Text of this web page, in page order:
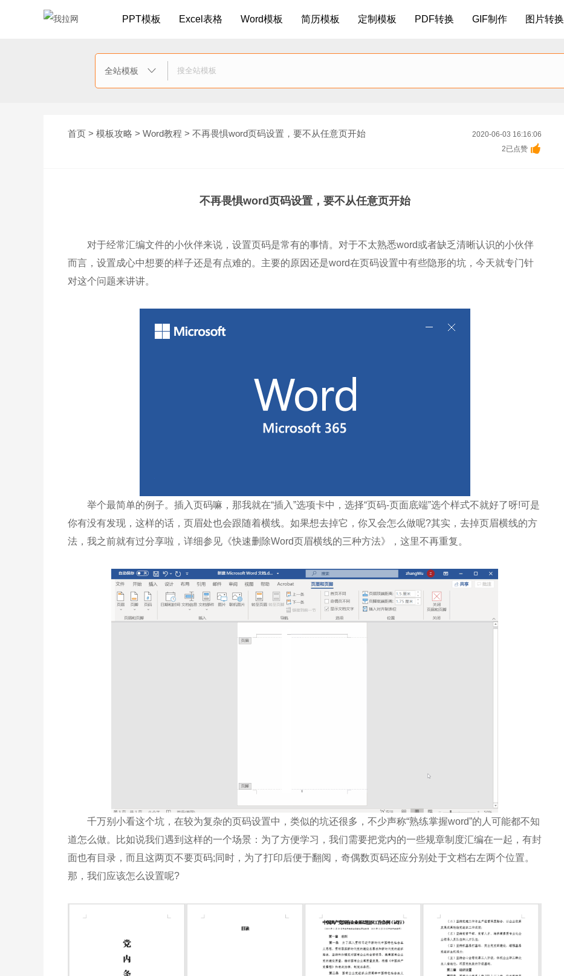
PPT模板 Excel表格 Word模板 简历模板 定制模板 PDF转换 GIF制作 图片转换
全站模板 
首页 > 模板攻略 > Word教程 > 不再畏惧word页码设置，要不从任意页开始
2020-06-03 16:16:06
2已点赞 
不再畏惧word页码设置，要不从任意页开始
对于经常汇编文件的小伙伴来说，设置页码是常有的事情。对于不太熟悉word或者缺乏清晰认识的小伙伴
而言，设置成心中想要的样子还是有点难的。主要的原因还是word在页码设置中有些隐形的坑，今天就专门针
对这个问题来讲讲。
举个最简单的例子。插入页码嘛，那我就在“插入”选项卡中，选择“页码-页面底端”选个样式不就好了呀!可是
你有没有发现，这样的话，页眉处也会跟随着横线。如果想去掉它，你又会怎么做呢?其实，去掉页眉横线的方
法，我之前就有过分享啦，详细参见《快速删除Word页眉横线的三种方法》，这里不再重复。
千万别小看这个坑，在较为复杂的页码设置中，类似的坑还很多，不少声称“熟练掌握word”的人可能都不知
道怎么做。比如说我们遇到这样的一个场景：为了方便学习，我们需要把党内的一些规章制度汇编在一起，有封
面也有目录，而且这两页不要页码;同时，为了打印后便于翻阅，奇偶数页码还应分别处于文档右左两个位置。
那，我们应该怎么设置呢?